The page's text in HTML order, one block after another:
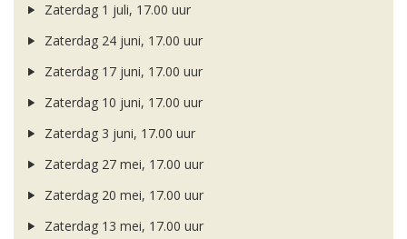
Zaterdag 1 juli, 17.00 uur
Zaterdag 24 juni, 17.00 uur
Zaterdag 17 juni, 17.00 uur
Zaterdag 10 juni, 17.00 uur
Zaterdag 3 juni, 17.00 uur
Zaterdag 27 mei, 17.00 uur
Zaterdag 20 mei, 17.00 uur
Zaterdag 13 mei, 17.00 uur